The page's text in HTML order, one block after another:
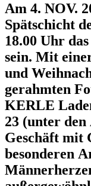
Am 4. NOV.
Spätschicht
18.00 Uhr
sein. Mit
und
gerahmten
KERLE
23 (unter
Geschäft mit
besonderen